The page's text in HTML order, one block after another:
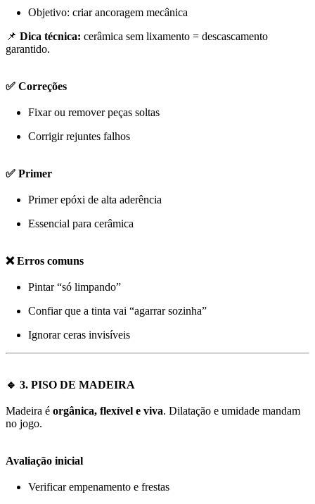
Objetivo: criar ancoragem mecânica
📌 Dica técnica: cerâmica sem lixamento = descascamento
garantido.
✅ Correções
Fixar ou remover peças soltas
Corrigir rejuntes falhos
✅ Primer
Primer epóxi de alta aderência
Essencial para cerâmica
❌ Erros comuns
Pintar “só limpando”
Confiar que a tinta vai “agarrar sozinha”
Ignorar ceras invisíveis
🔹 3. PISO DE MADEIRA
Madeira é orgânica, flexível e viva. Dilatação e umidade mandam
no jogo.
Avaliação inicial
Verificar empenamento e frestas